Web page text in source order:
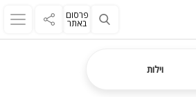
פרסום
באתר
וילות